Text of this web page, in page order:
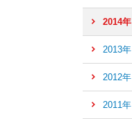
2014年
2013年
2012年
2011年